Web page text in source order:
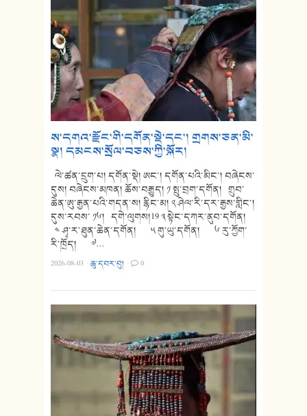
ས་དགའ་རྫོང་གི་དགོན་སྡེ་དང་། གྲགས་ཅན་མི་
སྣ། དམངས་སྲོལ་བཅས་ཀྱི་སྐོར།
ལེ་ཚན་དྲུག་པ། དགོན་སྡེ། ཨང་། དགོན་པའི་མིང་། བཞེངས་
དུས། བཞེངས་མཁན། ཆོས་བརྒྱུད། ༡ སྤུ་བྲག་དགོན། གྲུབ་
ཆེན་ཨུ་རྒྱན་པའི་གདན་ས། རྙིང་མ། ༢ ཤེལ་རི་དར་རྒྱས་གླིང་།
དུས་རབས་ ༡༦། དགེ་ལུགས།19 ༣ སྟེང་དཀར་ནུབ་དགོན།
༤ ཤྭ་ར་ཐུན་ཆེན་དགོན། ༥ གུ་ཡུ་དགོན། ༦ རུ་ཀྱོག་
རི་ཁྲོད། ༧…
2026-08-03 ·ཆུ་དབར་བུ། · 0